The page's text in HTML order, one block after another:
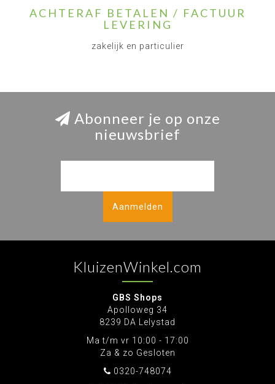
ACHTERAF BETALEN / FACTUUR
LEVERING
zakelijk en particulier
Abonneer je op onze
nieuwsbrief
Aanmelden
KluizenWinkel.com
GBS Shops
Apolloweg 34
8239 DA Lelystad
Ma t/m vr 10:00 - 17:00
Za & zo Gesloten
0320-748074